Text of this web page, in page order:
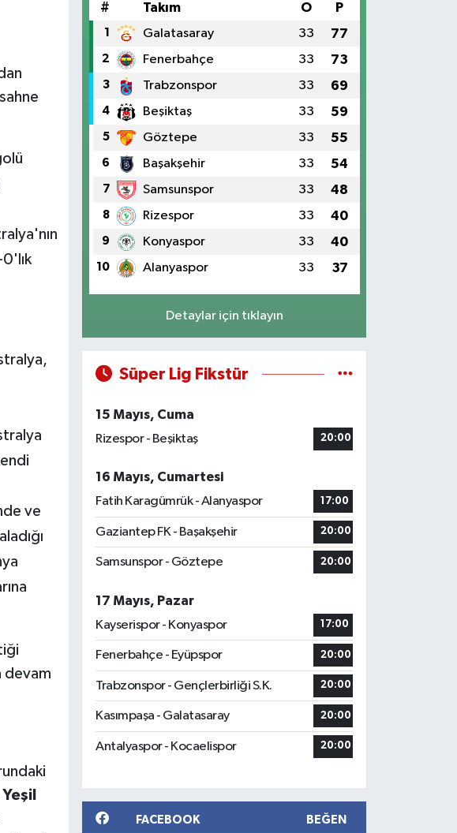
ve
devam
# Takım O P
1 Galatasaray 33 77
2 Fenerbahçe 33 73
3 Trabzonspor 33 69
4 Beşiktaş 33 59
5 Göztepe 33 55
6 Başakşehir 33 54
7 Samsunspor 33 48
8 Rizespor 33 40
9 Konyaspor 33 40
10 Alanyaspor 33 37
Detaylar için tıklayın
Süper Lig Fikstür
15 Mayıs, Cuma
Rizespor - Beşiktaş
20:00
16 Mayıs, Cumartesi
Fatih Karagümrük - Alanyaspor
17:00
Gaziantep FK - Başakşehir 20:00
Samsunspor - Göztepe 20:00
17 Mayıs, Pazar
Kayserispor - Konyaspor
17:00
Fenerbahçe - Eyüpspor 20:00
Trabzonspor - Gençlerbirliği S.K. 20:00
Kasımpaşa - Galatasaray 20:00
Antalyaspor - Kocaelispor 20:00
FACEBOOK BEĞEN